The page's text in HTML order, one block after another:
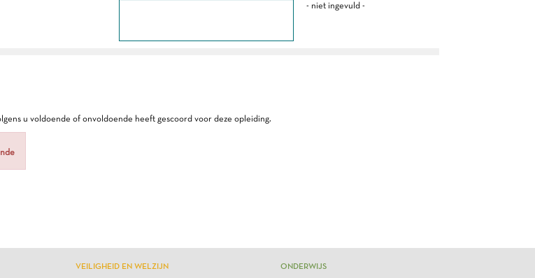
- niet ingevuld -
u voldoende of onvoldoende heeft gescoord voor deze opleiding.
VEILIGHEID EN WELZIJN ONDERWIJS